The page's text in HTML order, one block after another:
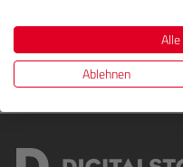
Bewertungen
Ablehnen